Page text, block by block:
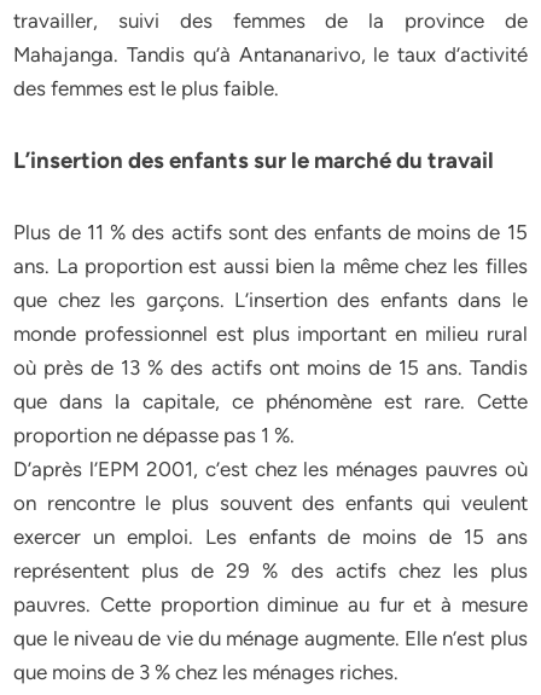
travailler, suivi des femmes de la province de
Mahajanga. Tandis qu’à Antananarivo, le taux d’activité
des femmes est le plus faible.
L’insertion des enfants sur le marché du travail
Plus de 11 % des actifs sont des enfants de moins de 15
ans. La proportion est aussi bien la même chez les filles
que chez les garçons. L’insertion des enfants dans le
monde professionnel est plus important en milieu rural
où près de 13 % des actifs ont moins de 15 ans. Tandis
que dans la capitale, ce phénomène est rare. Cette
proportion ne dépasse pas 1 %.
D’après l’EPM 2001, c’est chez les ménages pauvres où
on rencontre le plus souvent des enfants qui veulent
exercer un emploi. Les enfants de moins de 15 ans
représentent plus de 29 % des actifs chez les plus
pauvres. Cette proportion diminue au fur et à mesure
que le niveau de vie du ménage augmente. Elle n’est plus
que moins de 3 % chez les ménages riches.